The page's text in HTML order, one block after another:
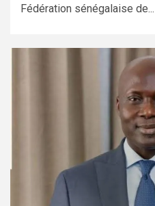
Fédération sénégalaise de...